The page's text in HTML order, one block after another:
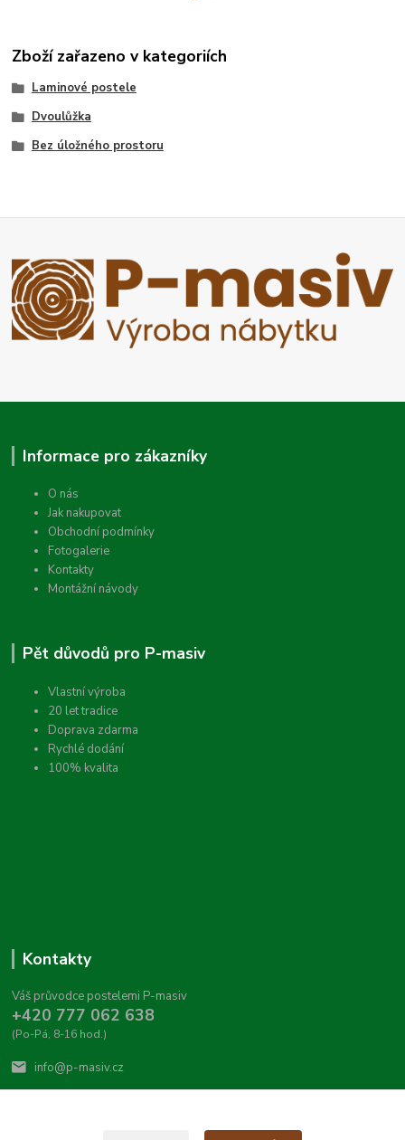
Zboží zařazeno v kategoriích
Laminové postele
Dvoulůžka
Bez úložného prostoru
Informace pro zákazníky
O nás
Jak nakupovat
Obchodní podmínky
Fotogalerie
Kontakty
Montážní návody
Pět důvodů pro P-masiv
Vlastní výroba
20 let tradice
Doprava zdarma
Rychlé dodání
100% kvalita
Kontakty
Váš průvodce postelemi P-masiv
+420 777 062 638
(Po-Pá, 8-16 hod.)
info@p-masiv.cz